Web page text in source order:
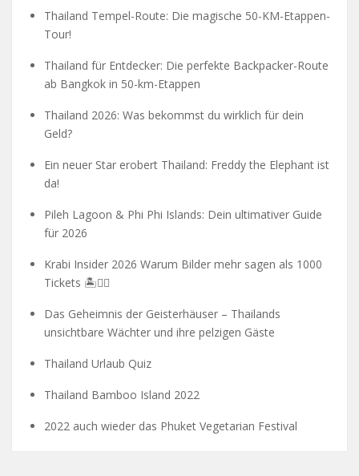
Thailand Tempel-Route: Die magische 50-KM-Etappen-
Tour!
Thailand für Entdecker: Die perfekte Backpacker-Route
ab Bangkok in 50-km-Etappen
Thailand 2026: Was bekommst du wirklich für dein
Geld?
Ein neuer Star erobert Thailand: Freddy the Elephant ist
da!
Pileh Lagoon & Phi Phi Islands: Dein ultimativer Guide
für 2026
Krabi Insider 2026 Warum Bilder mehr sagen als 1000
Tickets 🏝️🧗‍♂️
Das Geheimnis der Geisterhäuser – Thailands
unsichtbare Wächter und ihre pelzigen Gäste
Thailand Urlaub Quiz
Thailand Bamboo Island 2022
2022 auch wieder das Phuket Vegetarian Festival